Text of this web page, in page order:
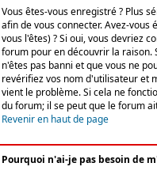
Vous êtes-vous enregistré ? Plus
afin de vous connecter. Avez-
vous l'êtes) ? Si oui, vous devriez
forum pour en découvrir la raison.
n'êtes pas banni et que vous ne
revérifiez vos nom d'utilisateur et
vient le problème. Si cela ne
du forum; il se peut que le forum
Revenir en haut de page
Pourquoi n'ai-je pas besoin de